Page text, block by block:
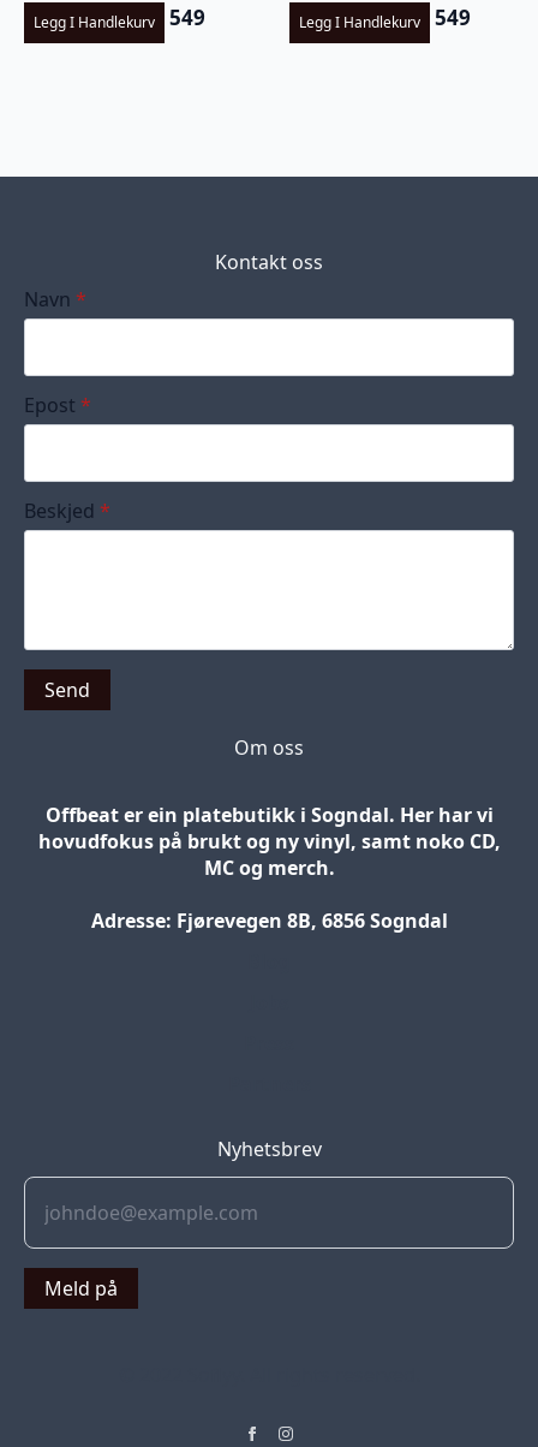
Legg I Handlekurv 549 Legg I Handlekurv 549
Kontakt oss
Navn *
Epost *
Beskjed *
Send
Om oss
Offbeat er ein platebutikk i Sogndal. Her har vi
hovudfokus på brukt og ny vinyl, samt noko CD,
MC og merch.
Adresse: Fjørevegen 8B, 6856 Sogndal
Nyhetsbrev
Meld på